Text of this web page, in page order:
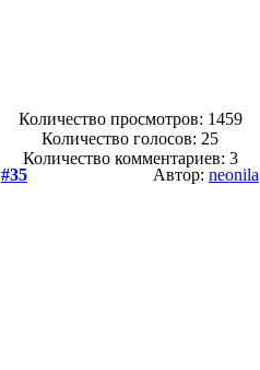
Количество просмотров: 1459
Количество голосов: 25
Количество комментариев: 3
#35 Автор: neonila